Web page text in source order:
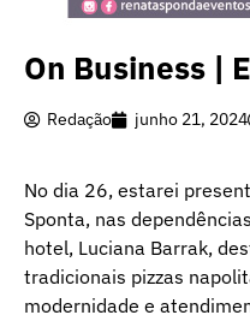
On Business |
Redação junho 21, 2024
No dia 26, estarei
Sponta, nas
hotel, Luciana Barrak,
tradicionais pizzas
modernidade e